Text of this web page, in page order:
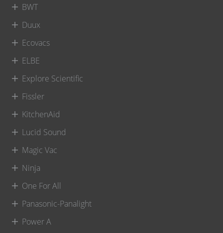
BWT
Duux
Ecovacs
ELBE
Explore Scientific
Fissler
KitchenAid
Lucid Sound
Magic Vac
Ninja
One For All
Panasonic-Panalight
Power A